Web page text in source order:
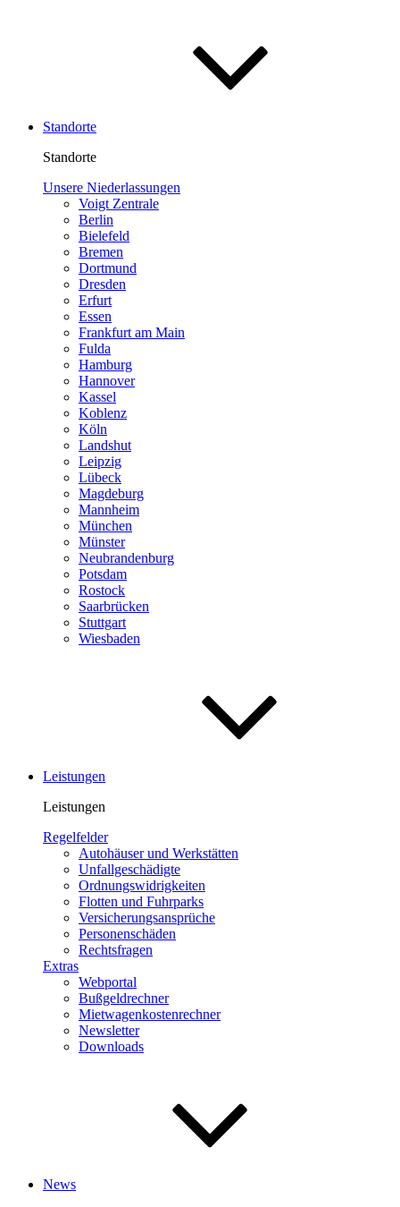
Standorte
Standorte
Unsere Niederlassungen
Voigt Zentrale
Berlin
Bielefeld
Bremen
Dortmund
Dresden
Erfurt
Essen
Frankfurt am Main
Fulda
Hamburg
Hannover
Kassel
Koblenz
Köln
Landshut
Leipzig
Lübeck
Magdeburg
Mannheim
München
Münster
Neubrandenburg
Potsdam
Rostock
Saar­brücken
Stuttgart
Wiesbaden
Leistungen
Leistungen
Regelfelder
Autohäuser und Werkstätten
Unfallgeschädigte
Ordnungswidrigkeiten
Flotten und Fuhrparks
Versicherungsansprüche
Personenschäden
Rechtsfragen
Extras
Webportal
Bußgeldrechner
Mietwagenkostenrechner
Newsletter
Downloads
News